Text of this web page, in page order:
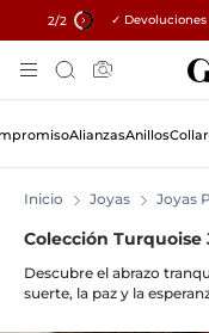
2/2 ✓
To
Content
Búsqueda
AlianzasAnillos
Inicio Joyas Joyas
Colección Turquoise
Descubre el abrazo
suerte, la paz y la